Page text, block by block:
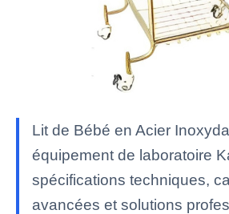
Lit de Bébé en Acier
équipement de laboratoire
spécifications techniques,
avancées et solutions